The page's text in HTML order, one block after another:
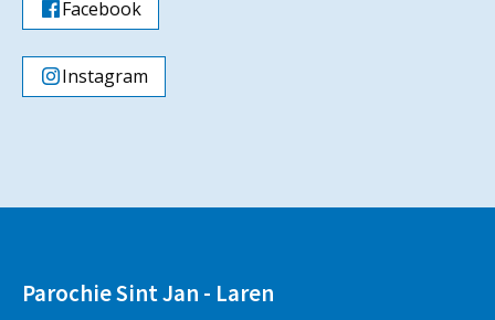
Facebook
Instagram
Parochie Sint Jan - Laren